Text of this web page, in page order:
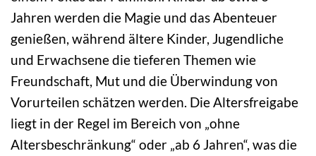
Jahren werden die Magie und das Abenteuer
genießen, während ältere Kinder, Jugendliche
und Erwachsene die tieferen Themen wie
Freundschaft, Mut und die Überwindung von
Vorurteilen schätzen werden. Die Altersfreigabe
liegt in der Regel im Bereich von „ohne
Altersbeschränkung“ oder „ab 6 Jahren“, was die